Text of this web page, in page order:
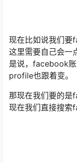
现在比如说我们要
这里需要自己会一
是说，facebook
profile也跟着变。
那现在我们要的是
现在我们直接搜索